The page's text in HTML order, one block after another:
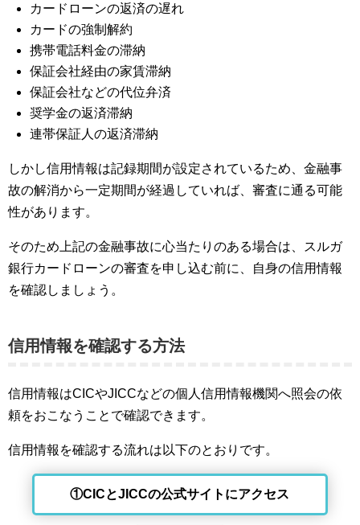
カードローンの返済の遅れ
カードの強制解約
携帯電話料金の滞納
保証会社経由の家賃滞納
保証会社などの代位弁済
奨学金の返済滞納
連帯保証人の返済滞納
しかし信用情報は記録期間が設定されているため、金融事
故の解消から一定期間が経過していれば、審査に通る可能
性があります。
そのため上記の金融事故に心当たりのある場合は、スルガ
銀行カードローンの審査を申し込む前に、自身の信用情報
を確認しましょう。
信用情報を確認する方法
信用情報はCICやJICCなどの個人信用情報機関へ照会の依
頼をおこなうことで確認できます。
信用情報を確認する流れは以下のとおりです。
①CICとJICCの公式サイトにアクセス